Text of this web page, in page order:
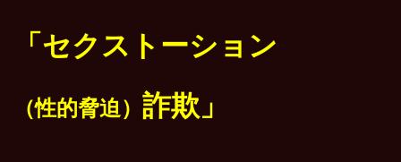
「セクストーション
（性的脅迫） 詐欺」